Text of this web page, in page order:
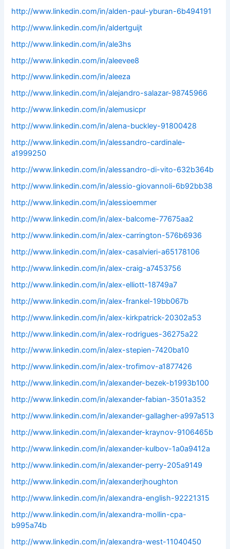
http://www.linkedin.com/in/alden-paul-yburan-6b494191
http://www.linkedin.com/in/aldertguijt
http://www.linkedin.com/in/ale3hs
http://www.linkedin.com/in/aleevee8
http://www.linkedin.com/in/aleeza
http://www.linkedin.com/in/alejandro-salazar-98745966
http://www.linkedin.com/in/alemusicpr
http://www.linkedin.com/in/alena-buckley-91800428
http://www.linkedin.com/in/alessandro-cardinale-
a1999250
http://www.linkedin.com/in/alessandro-di-vito-632b364b
http://www.linkedin.com/in/alessio-giovannoli-6b92bb38
http://www.linkedin.com/in/alessioemmer
http://www.linkedin.com/in/alex-balcome-77675aa2
http://www.linkedin.com/in/alex-carrington-576b6936
http://www.linkedin.com/in/alex-casalvieri-a65178106
http://www.linkedin.com/in/alex-craig-a7453756
http://www.linkedin.com/in/alex-elliott-18749a7
http://www.linkedin.com/in/alex-frankel-19bb067b
http://www.linkedin.com/in/alex-kirkpatrick-20302a53
http://www.linkedin.com/in/alex-rodrigues-36275a22
http://www.linkedin.com/in/alex-stepien-7420ba10
http://www.linkedin.com/in/alex-trofimov-a1877426
http://www.linkedin.com/in/alexander-bezek-b1993b100
http://www.linkedin.com/in/alexander-fabian-3501a352
http://www.linkedin.com/in/alexander-gallagher-a997a513
http://www.linkedin.com/in/alexander-kraynov-9106465b
http://www.linkedin.com/in/alexander-kulbov-1a0a9412a
http://www.linkedin.com/in/alexander-perry-205a9149
http://www.linkedin.com/in/alexanderjhoughton
http://www.linkedin.com/in/alexandra-english-92221315
http://www.linkedin.com/in/alexandra-mollin-cpa-
b995a74b
http://www.linkedin.com/in/alexandra-west-11040450